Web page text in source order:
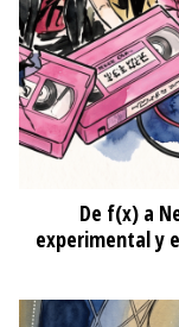
De f(x) a
experimental y